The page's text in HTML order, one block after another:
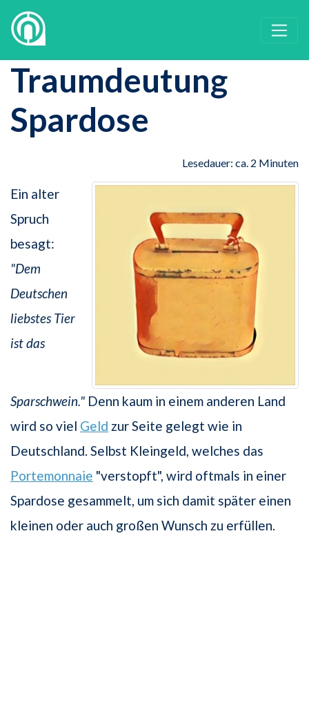
Traumdeutung
Spardose
Lesedauer: ca. 2 Minuten
Ein alter
Spruch
besagt:
"Dem
Deutschen
liebstes Tier
ist das
Sparschwein." Denn kaum in einem anderen Land
wird so viel Geld zur Seite gelegt wie in
Deutschland. Selbst Kleingeld, welches das
Portemonnaie "verstopft", wird oftmals in einer
Spardose gesammelt, um sich damit später einen
kleinen oder auch großen Wunsch zu erfüllen.